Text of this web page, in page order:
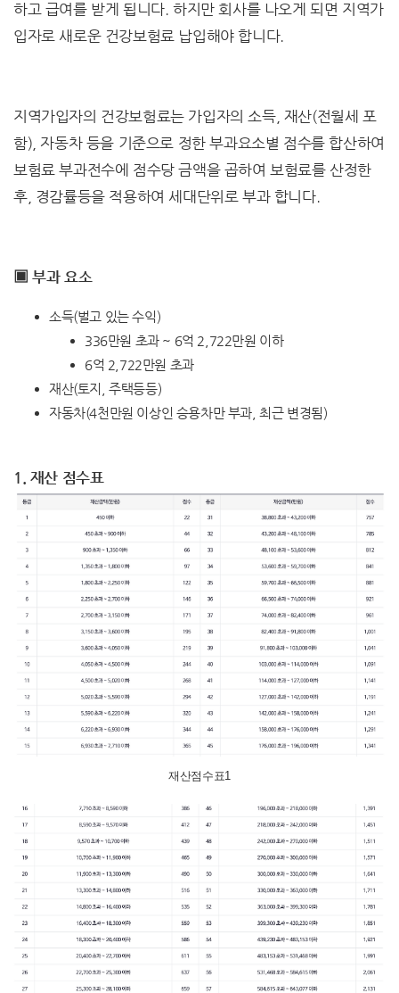
하고 급여를 받게 됩니다. 하지만 회사를 나오게 되면 지역가
입자로 새로운 건강보험료 납입해야 합니다.
지역가입자의 건강보험료는 가입자의 소득, 재산(전월세 포
함), 자동차 등을 기준으로 정한 부과요소별 점수를 합산하여
보험료 부과전수에 점수당 금액을 곱하여 보험료를 산정한
후, 경감률등을 적용하여 세대단위로 부과 합니다.
▣ 부과 요소
소득(벌고 있는 수익)
336만원 초과 ~ 6억 2,722만원 이하
6억 2,722만원 초과
재산(토지, 주택등등)
자동차(4천만원 이상인 승용차만 부과, 최근 변경됨)
1. 재산 점수표
재산점수표1